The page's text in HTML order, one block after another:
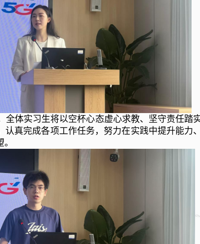
全体实习生将以空杯心态虚心求教、坚守责任踏
认真完成各项工作任务，努力在实践中提升能力